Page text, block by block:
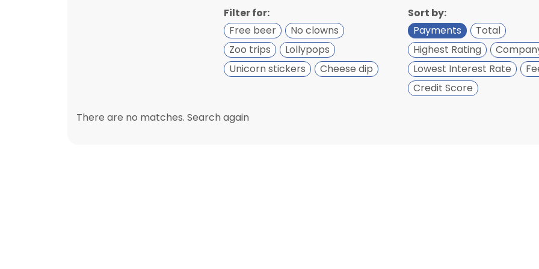
Filter for:
Free beer
No clowns
Zoo trips
Lollypops
Unicorn stickers
Cheese dip
Sort by:
Payments
Total
Highest Rating
Lowest Interest Rate
Credit Score
There are no matches. Search again